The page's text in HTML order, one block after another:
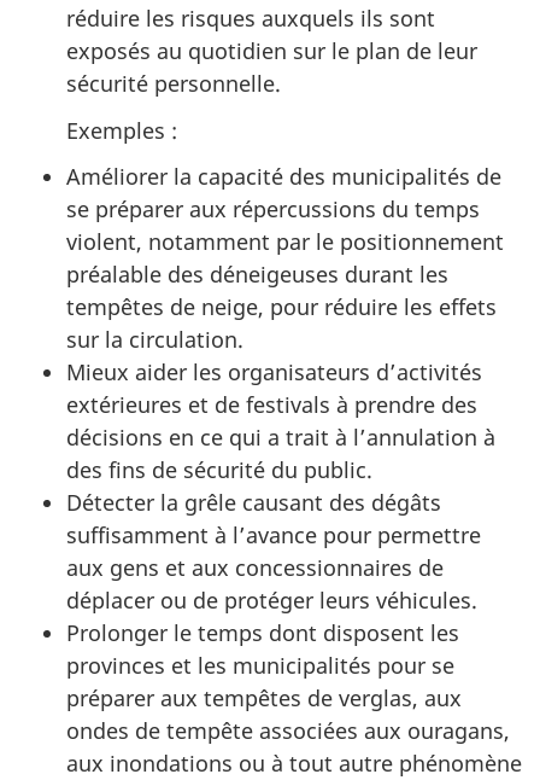
réduire les risques auxquels ils sont
exposés au quotidien sur le plan de leur
sécurité personnelle.
Exemples :
Améliorer la capacité des municipalités de
se préparer aux répercussions du temps
violent, notamment par le positionnement
préalable des déneigeuses durant les
tempêtes de neige, pour réduire les effets
sur la circulation.
Mieux aider les organisateurs d’activités
extérieures et de festivals à prendre des
décisions en ce qui a trait à l’annulation à
des fins de sécurité du public.
Détecter la grêle causant des dégâts
suffisamment à l’avance pour permettre
aux gens et aux concessionnaires de
déplacer ou de protéger leurs véhicules.
Prolonger le temps dont disposent les
provinces et les municipalités pour se
préparer aux tempêtes de verglas, aux
ondes de tempête associées aux ouragans,
aux inondations ou à tout autre phénomène